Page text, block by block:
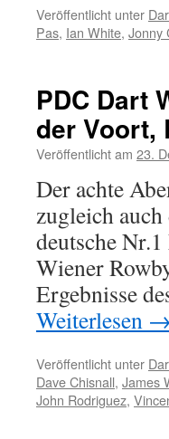
Veröffentlicht unter
Pas, Ian White, Jonny
PDC Dart
der Voort,
Veröffentlicht am 23.
Der achte
zugleich
deutsche
Wiener
Ergebnisse
Weiterlesen →
Veröffentlicht unter
Dave Chisnall, James
John Rodriguez,